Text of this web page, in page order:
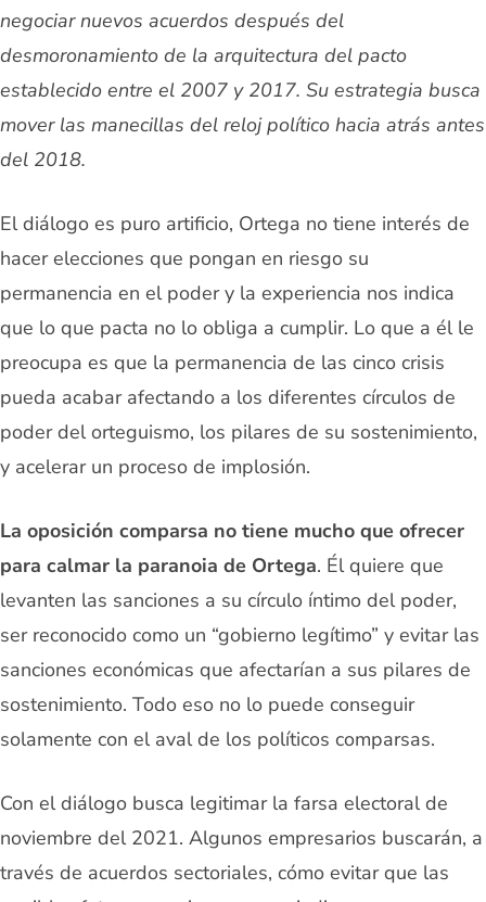
negociar nuevos acuerdos después del
desmoronamiento de la arquitectura del pacto
establecido entre el 2007 y 2017. Su estrategia busca
mover las manecillas del reloj político hacia atrás antes
del 2018.
El diálogo es puro artificio, Ortega no tiene interés de
hacer elecciones que pongan en riesgo su
permanencia en el poder y la experiencia nos indica
que lo que pacta no lo obliga a cumplir. Lo que a él le
preocupa es que la permanencia de las cinco crisis
pueda acabar afectando a los diferentes círculos de
poder del orteguismo, los pilares de su sostenimiento,
y acelerar un proceso de implosión.
La oposición comparsa no tiene mucho que ofrecer
para calmar la paranoia de Ortega. Él quiere que
levanten las sanciones a su círculo íntimo del poder,
ser reconocido como un “gobierno legítimo” y evitar las
sanciones económicas que afectarían a sus pilares de
sostenimiento. Todo eso no lo puede conseguir
solamente con el aval de los políticos comparsas.
Con el diálogo busca legitimar la farsa electoral de
noviembre del 2021. Algunos empresarios buscarán, a
través de acuerdos sectoriales, cómo evitar que las